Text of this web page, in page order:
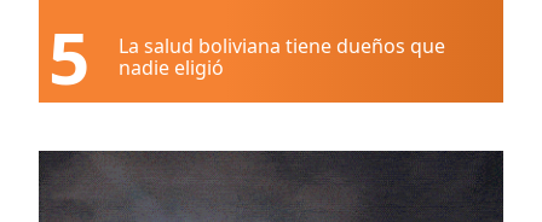
5
La salud boliviana tiene dueños que
nadie eligió